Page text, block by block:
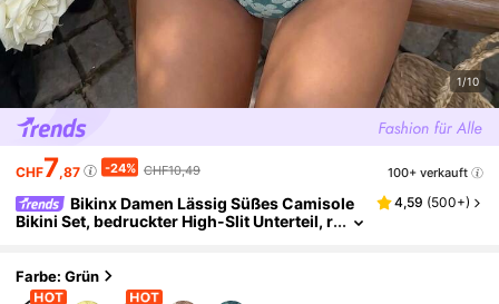
1/10
CHF7,87 -24% CHF10,49 100+ verkauft
Bikinx Damen Lässig Süßes Camisole
Bikini Set, bedruckter High-Slit Unterteil, r
4,59 (500+)
Farbe: Grün